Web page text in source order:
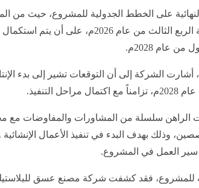
على الخطط الجدولية للمشروع، حيث من
أعمال التنفيذ والإنشاءات بنهاية الربع الثالث من عام
من عام 2028م.
أشارت الشركة إلى أن التوقعات تشير إلى بدء
التنفيذ.
الراهن سلسلة من المشاورات والمفاوضات مع
وذلك بهدف البدء في تنفيذ الأعمال الإنشائية
سير العمل في المشروع.
للمشروع، فقد كشفت شركة مصنع عسق